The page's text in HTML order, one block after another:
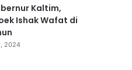
Kaltim,
Ishak Wafat di
2024